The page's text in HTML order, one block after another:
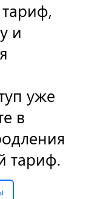
и
уже
в
тариф.